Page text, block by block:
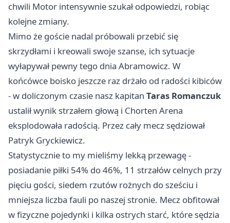
chwili Motor intensywnie szukał odpowiedzi, robiąc
kolejne zmiany.
Mimo że goście nadal próbowali przebić się
skrzydłami i kreowali swoje szanse, ich sytuacje
wyłapywał pewny tego dnia Abramowicz. W
końcówce boisko jeszcze raz drżało od radości kibiców
- w doliczonym czasie nasz kapitan Taras Romanczuk
ustalił wynik strzałem głową i Chorten Arena
eksplodowała radością. Przez cały mecz sędziował
Patryk Gryckiewicz.
Statystycznie to my mieliśmy lekką przewagę -
posiadanie piłki 54% do 46%, 11 strzałów celnych przy
pięciu gości, siedem rzutów rożnych do sześciu i
mniejsza liczba fauli po naszej stronie. Mecz obfitował
w fizyczne pojedynki i kilka ostrych starć, które sędzia